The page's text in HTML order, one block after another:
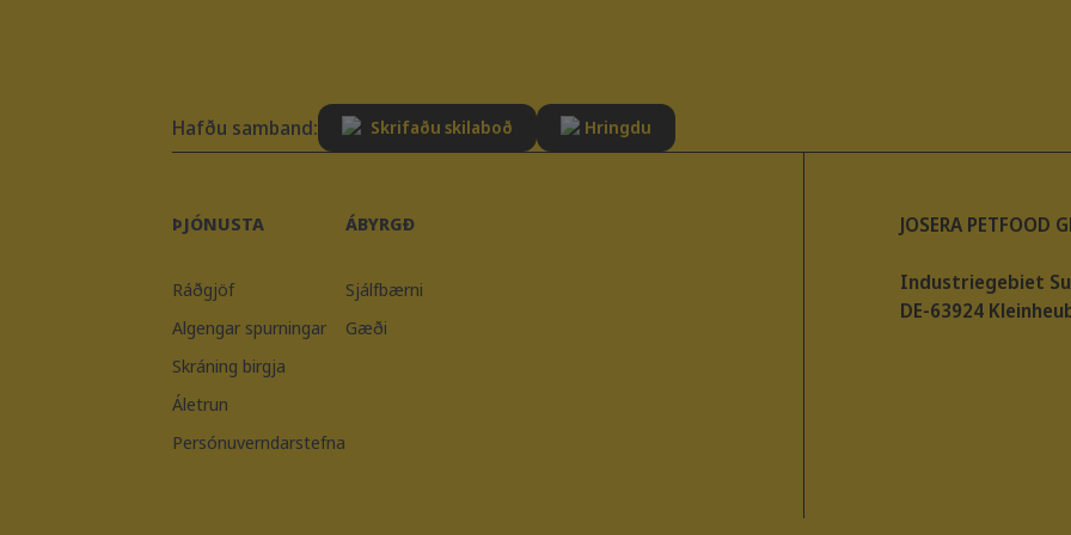
Hafðu samband: Skrifaðu skilaboð Hringdu
ÞJÓNUSTA
Ráðgjöf
Algengar spurningar
Skráning birgja
Áletrun
Persónuverndarstefna
ÁBYRGÐ
Sjálfbærni
Gæði
JOSERA PETFOOD
Industriegebiet
DE-63924